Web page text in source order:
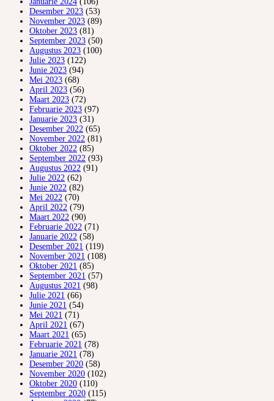
Desember 2023 (53)
November 2023 (89)
Oktober 2023 (81)
September 2023 (50)
Augustus 2023 (100)
Julie 2023 (122)
Junie 2023 (94)
Mei 2023 (68)
April 2023 (56)
Maart 2023 (72)
Februarie 2023 (97)
Januarie 2023 (31)
Desember 2022 (65)
November 2022 (81)
Oktober 2022 (85)
September 2022 (93)
Augustus 2022 (91)
Julie 2022 (62)
Junie 2022 (82)
Mei 2022 (70)
April 2022 (79)
Maart 2022 (90)
Februarie 2022 (71)
Januarie 2022 (58)
Desember 2021 (119)
November 2021 (108)
Oktober 2021 (85)
September 2021 (57)
Augustus 2021 (98)
Julie 2021 (66)
Junie 2021 (54)
Mei 2021 (71)
April 2021 (67)
Maart 2021 (65)
Februarie 2021 (78)
Januarie 2021 (78)
Desember 2020 (58)
November 2020 (102)
Oktober 2020 (110)
September 2020 (115)